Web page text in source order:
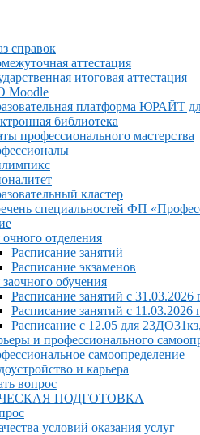
справок
аттестация
итоговая аттестация
Moodle
платформа ЮРАЙТ
библиотека
профессионального мастерства
кластер
специальностей ФП
отделения
Расписание занятий
Расписание экзаменов
обучения
Расписание занятий с
Расписание занятий с
Расписание с 12.05 для
и профессионального
самоопределение
и карьера
вопрос
ПОДГОТОВКА
условий оказания услуг